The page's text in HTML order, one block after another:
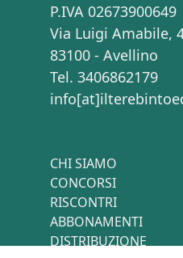
P.IVA 02673900649
Via Luigi Amabile,
83100 - Avellino
Tel. 3406862179
CHI SIAMO
CONCORSI
RISCONTRI
ABBONAMENTI
DISTRIBUZIONE